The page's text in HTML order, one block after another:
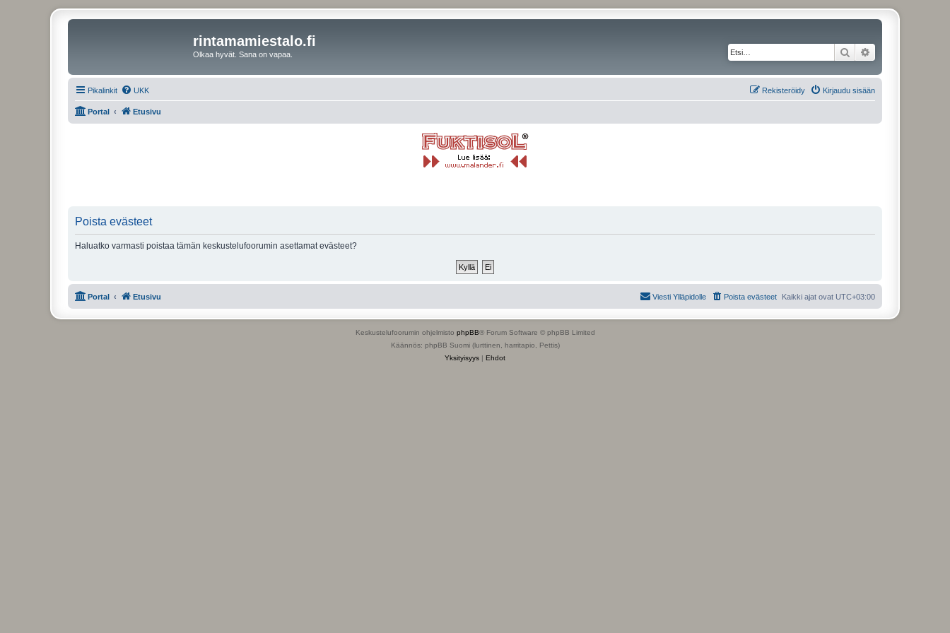
rintamamiestalo.fi
Olkaa hyvät. Sana on vapaa. Etsi
Pikalinkit UKK Kirjaudu sisään
Rekisteröidy
Portal Etusivu
Poista evästeet
Haluatko varmasti poistaa tämän keskustelufoorumin asettamat evästeet?
Portal Etusivu Kaikki ajat ovat UTC+03:00
Poista evästeet
Viesti Ylläpidolle
Keskustelufoorumin ohjelmisto phpBB® Forum Software © phpBB Limited
Käännös: phpBB Suomi (lurttinen, harritapio, Pettis)
Yksityisyys | Ehdot